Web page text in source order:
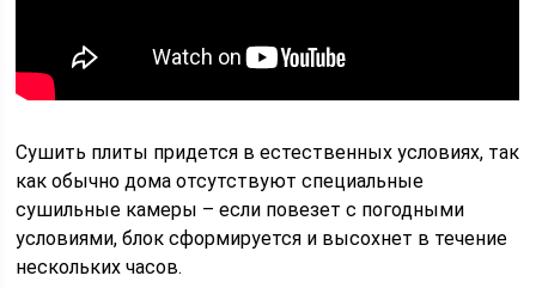
Сушить плиты придется в естественных условиях, так
как обычно дома отсутствуют специальные
сушильные камеры – если повезет с погодными
условиями, блок сформируется и высохнет в течение
нескольких часов.